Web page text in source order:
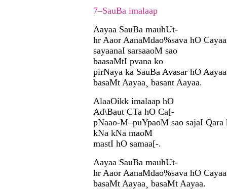
7–SauBa imalaap
Aayaa SauBa mauhUt-
hr Aaor AanaMdao%sava hO Cayaa
sayaanaI sarsaaoM sao
baasaMtI pvana ko
pirNaya ka SauBa Avasar hO Aayaa
basaMt Aayaa¸ basant Aayaa.
AlaaOikk imalaap hO
Ad\Baut CTa hO Ca[-
pNaao-M–puYpaoM sao sajaI Qara
kNa kNa maoM
mastI hO samaa[-.
Aayaa SauBa mauhUt-
hr Aaor AanaMdao%sava hO Cayaa
basaMt Aayaa¸ basaMt Aayaa.